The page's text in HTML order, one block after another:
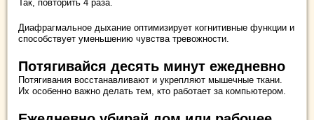
Так, повторить 4 раза.
Диафрагмальное дыхание оптимизирует когнитивные функции и
способствует уменьшению чувства тревожности.
Потягивайся десять минут ежедневно
Потягивания восстанавливают и укрепляют мышечные ткани.
Их особенно важно делать тем, кто работает за компьютером.